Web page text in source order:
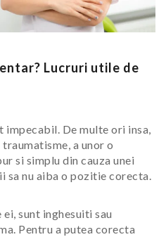
Lucruri utile de
impecabil. De multe ori insa,
a unor o
si simplu din cauza unei
nu aiba o pozitie corecta.
sunt inghesuiti sau
Pentru a putea corecta